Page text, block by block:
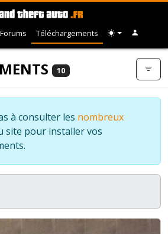
Forums Téléchargements
10
à consulter les nombreux
site pour installer vos